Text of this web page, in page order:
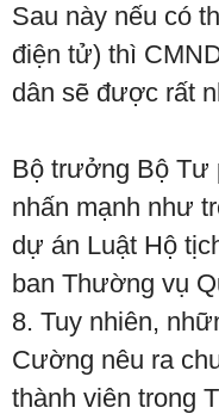
Sau này nếu có
điện tử) thì
dân sẽ được rất
Bộ trưởng Bộ Tư
nhấn mạnh như
dự án Luật Hộ
ban Thường vụ
8. Tuy nhiên,
Cường nêu ra
thành viên trong